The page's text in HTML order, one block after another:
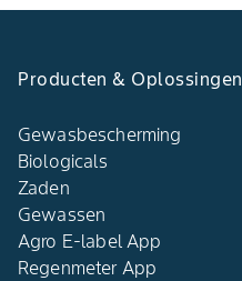
Producten & Oplossingen
Gewasbescherming
Biologicals
Zaden
Gewassen
Agro E-label App
Regenmeter App